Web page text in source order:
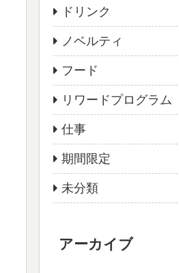
ドリンク
ノベルティ
フード
リワードプログラム
仕事
期間限定
未分類
アーカイブ